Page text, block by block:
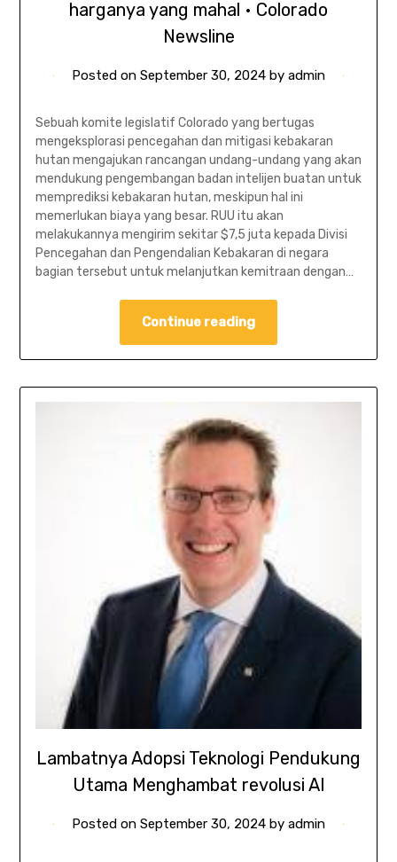
harganya yang mahal • Colorado
Newsline
Posted on September 30, 2024 by admin
Sebuah komite legislatif Colorado yang bertugas
mengeksplorasi pencegahan dan mitigasi kebakaran
hutan mengajukan rancangan undang-undang yang akan
mendukung pengembangan badan intelijen buatan untuk
memprediksi kebakaran hutan, meskipun hal ini
memerlukan biaya yang besar. RUU itu akan
melakukannya mengirim sekitar $7,5 juta kepada Divisi
Pencegahan dan Pengendalian Kebakaran di negara
bagian tersebut untuk melanjutkan kemitraan dengan…
Continue reading
Lambatnya Adopsi Teknologi Pendukung
Utama Menghambat revolusi AI
Posted on September 30, 2024 by admin